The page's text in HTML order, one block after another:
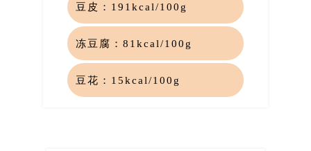
豆皮 ： 191kcal/100 g
冻豆腐： 81kcal/100g
豆花： 15kcal/100g